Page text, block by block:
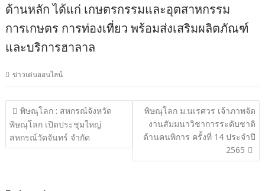
ด้านหลัก ได้แก่ เกษตรกรรมและอุตสาหกรรม
การเกษตร การท่องเที่ยว พร้อมส่งเสริมผลิตภัณฑ์
และบริการฮาลาล
ข่าวเด่นออนไลน์
แนะแนว
เรื่อง
พิษณุโลก : สหกรณ์จังหวัด
พิษณุโลก เปิดประชุมใหญ่
สหกรณ์วัดจันทร์ จำกัด
พิษณุโลก ม.นเรศวร เจ้าภาพจัด
งานสัมมนาวิชาการระดับชาติ
ด้านคนพิการ ครั้งที่ 14 ประจำปี
2565